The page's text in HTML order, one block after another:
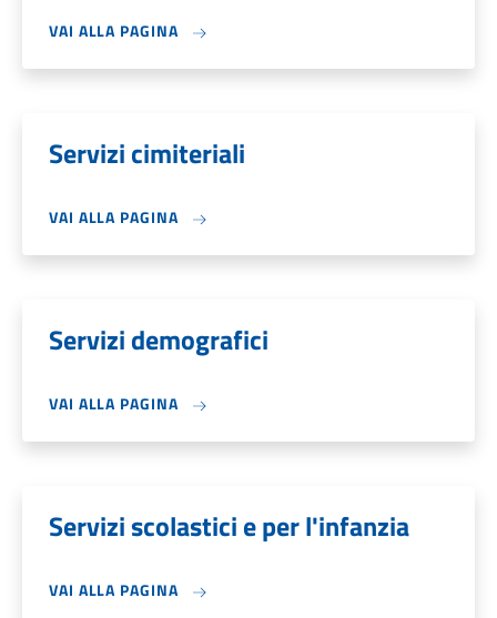
VAI ALLA PAGINA
Servizi cimiteriali
VAI ALLA PAGINA
Servizi demografici
VAI ALLA PAGINA
Servizi scolastici e per l'infanzia
VAI ALLA PAGINA